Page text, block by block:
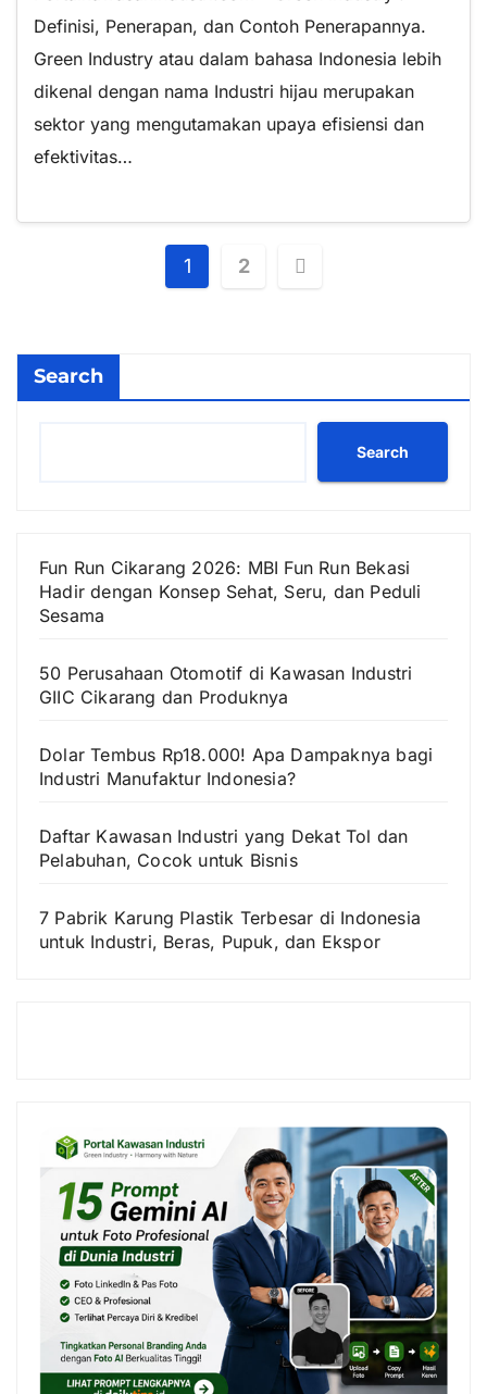
Definisi, Penerapan, dan Contoh Penerapannya.
Green Industry atau dalam bahasa Indonesia lebih
dikenal dengan nama Industri hijau merupakan
sektor yang mengutamakan upaya efisiensi dan
efektivitas…
Posts
1 2
Search
Search
Fun Run Cikarang 2026: MBI Fun Run Bekasi
Hadir dengan Konsep Sehat, Seru, dan Peduli
Sesama
50 Perusahaan Otomotif di Kawasan Industri
GIIC Cikarang dan Produknya
Dolar Tembus Rp18.000! Apa Dampaknya bagi
Industri Manufaktur Indonesia?
Daftar Kawasan Industri yang Dekat Tol dan
Pelabuhan, Cocok untuk Bisnis
7 Pabrik Karung Plastik Terbesar di Indonesia
untuk Industri, Beras, Pupuk, dan Ekspor